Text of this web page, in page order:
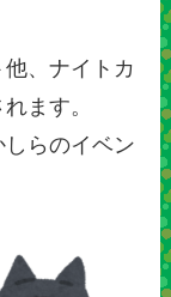
、ナイトカ
ます。
らのイベン